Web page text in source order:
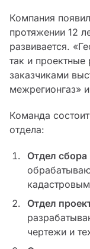
Компания
протяжении 12
развивается.
так и
заказчиками
межрегионгаз»
Команда
отдела:
Отдел
Отдел
чертежи и